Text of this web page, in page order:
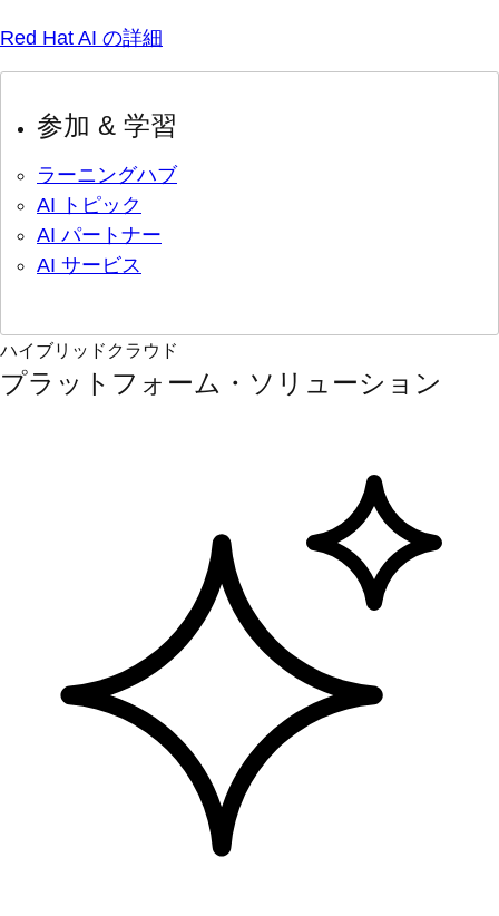
Red Hat AI の詳細
参加 & 学習
ラーニングハブ
AI トピック
AI パートナー
AI サービス
ハイブリッドクラウド
プラットフォーム・ソリューション